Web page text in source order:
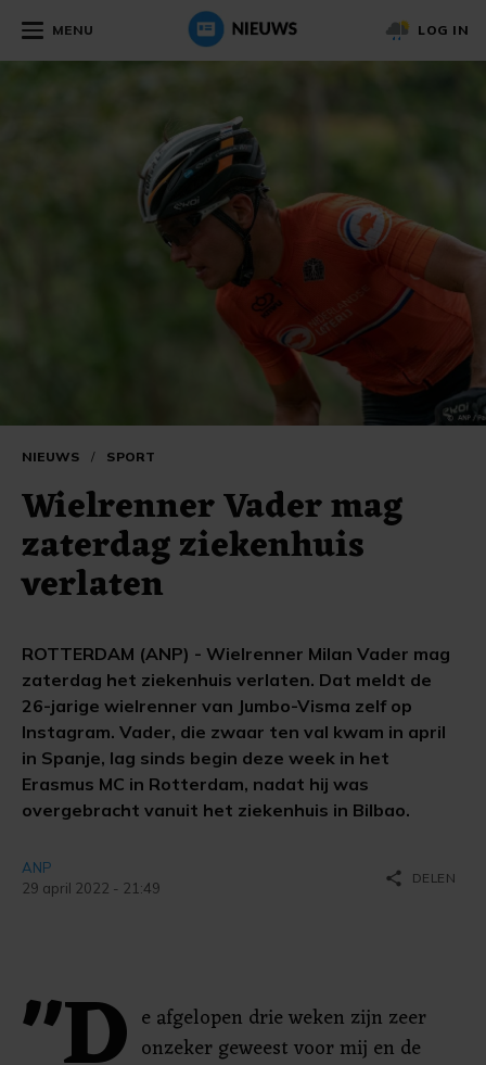
MENU LOG IN
NIEUWS / SPORT
Wielrenner Vader mag
zaterdag ziekenhuis
verlaten
ROTTERDAM (ANP) - Wielrenner Milan Vader mag
zaterdag het ziekenhuis verlaten. Dat meldt de
26-jarige wielrenner van Jumbo-Visma zelf op
Instagram. Vader, die zwaar ten val kwam in april
in Spanje, lag sinds begin deze week in het
Erasmus MC in Rotterdam, nadat hij was
overgebracht vanuit het ziekenhuis in Bilbao.
ANP
29 april 2022 - 21:49
share DELEN
e afgelopen drie weken zijn zeer
onzeker geweest voor mij en de